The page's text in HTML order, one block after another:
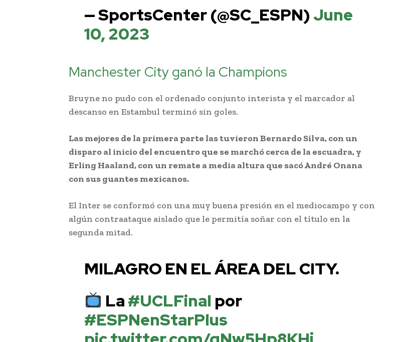
— SportsCenter (@SC_ESPN)June
10, 2023
Manchester City ganó la Champions
Bruyne no pudo con el ordenado conjunto interista y el marcador al
descanso en Estambul terminó sin goles.
Las mejores de la primera parte las tuvieron Bernardo Silva, con un
disparo al inicio del encuentro que se marchó cerca de la escuadra, y
Erling Haaland, con un remate a media altura que sacó André Onana
con sus guantes mexicanos.
El Inter se conformó con una muy buena presión en el mediocampo y con
algún contraataque aislado que le permitía soñar con el título en la
segunda mitad.
MILAGRO EN EL ÁREA DEL CITY.
La#UCLFinal por
#ESPNenStarPlus